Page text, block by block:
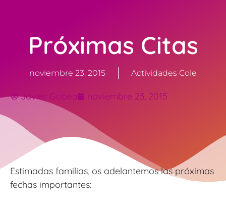
Próximas Citas
noviembre 23, 2015 Actividades Cole
Javier Gobea noviembre 23, 2015
Estimadas familias, os adelantemos las próximas
fechas importantes: